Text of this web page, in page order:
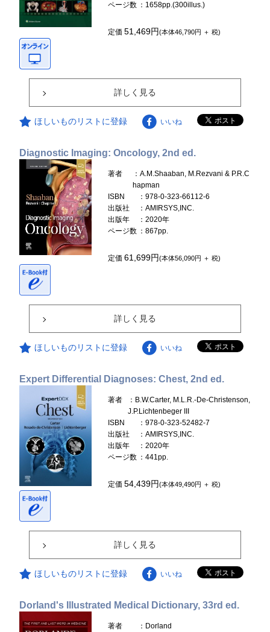
ページ数 ：1658pp.(300illus.)
定価51,469円(本体46,790円 ＋ 税)
詳しく見る
ほしいものリストに登録 いいね
Diagnostic Imaging: Oncology, 2nd ed.
著者
：A.M.Shaaban, M.Rezvani & P.R.C
hapman
ISBN
：978-0-323-66112-6
出版社
：AMIRSYS,INC.
出版年
：2020年
ページ数 ：867pp.
定価61,699円(本体56,090円 ＋ 税)
詳しく見る
ほしいものリストに登録 いいね
Expert Differential Diagnoses: Chest, 2nd ed.
著者
：B.W.Carter, M.L.R.-De-Christenson,
J.P.Lichtenbeger III
ISBN
：978-0-323-52482-7
出版社
：AMIRSYS,INC.
出版年
：2020年
ページ数 ：441pp.
定価54,439円(本体49,490円 ＋ 税)
詳しく見る
ほしいものリストに登録 いいね
Dorland's Illustrated Medical Dictionary, 33rd ed.
著者
：Dorland